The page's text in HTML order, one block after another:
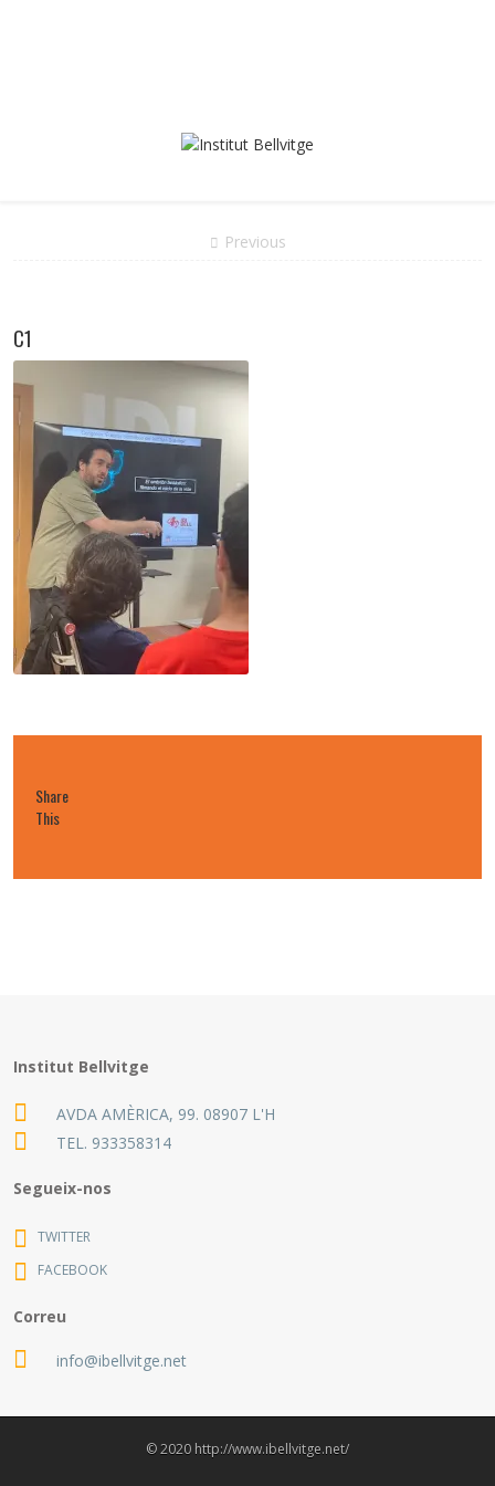
Previous
C1
Share
This
Institut Bellvitge
AVDA AMÈRICA, 99. 08907 L'H
TEL. 933358314
Segueix-nos
TWITTER
FACEBOOK
Correu
info@ibellvitge.net
© 2020 http://www.ibellvitge.net/